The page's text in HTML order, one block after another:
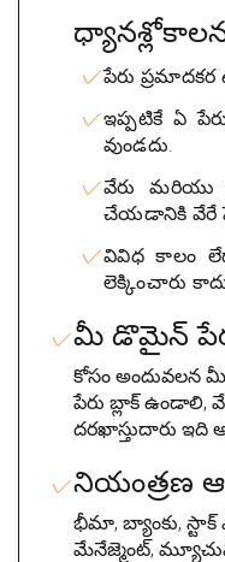
పేరు ప్రమాదకర
ఇప్పటికే ఏ
వుండదు.
వేరు మరియు
చేయడానికి వేరే
వివిధ కాలం
లెక్కించారు
మీ డొమైన్
కోసం అందువలన
పేరు బ్లాక్
దరఖాస్తుదారు ఇది
నియంత్రణ
భీమా, బ్యాంకు, స్టాక్
మేనేజ్మెంట్,